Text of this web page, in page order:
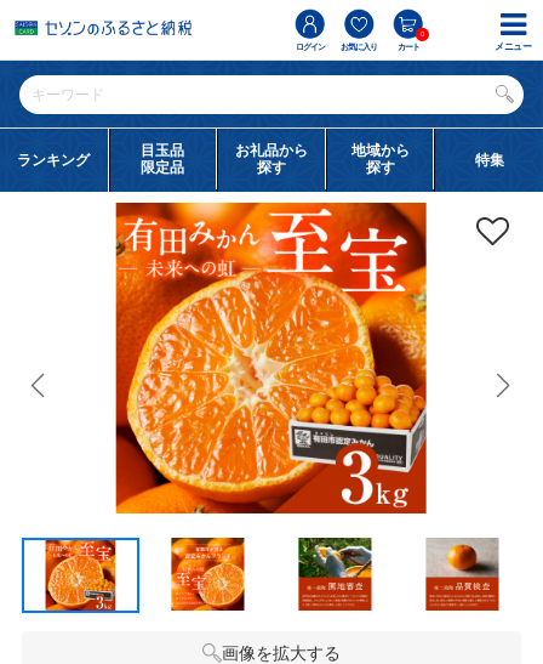
ログイン お気に入り カート
0
ランキング
目玉品
限定品
お礼品から
探す
地域から
探す
特集
画像を拡大する
メニュー